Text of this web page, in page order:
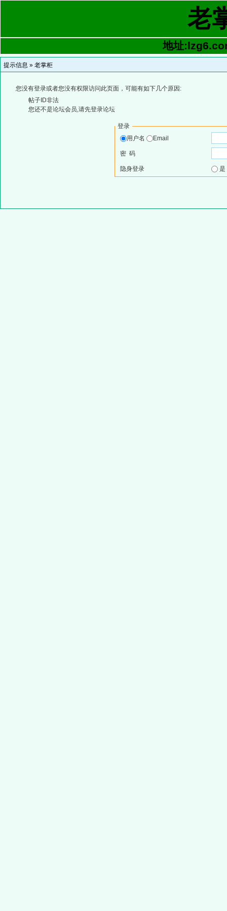
老
地址
提示信息 » 老掌柜
您没有登录或者您没有权限访问此页面，可能有如下几个原因:
帖子ID非法
您还不是论坛会员,请先登录论坛
登录
用户名
Email
密 码
隐身登录